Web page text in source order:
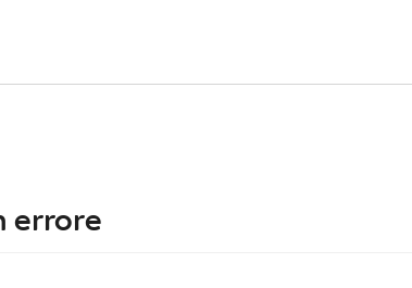
errore